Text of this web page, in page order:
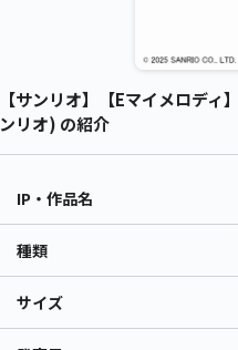
【サンリオ】【Eマイメロデ
ンリオ) の紹介
IP・作品名
種類
サイズ